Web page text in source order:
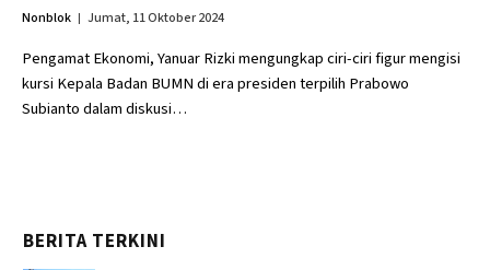
Nonblok Jumat, 11 Oktober 2024
Pengamat Ekonomi, Yanuar Rizki mengungkap ciri-ciri figur mengisi
kursi Kepala Badan BUMN di era presiden terpilih Prabowo
Subianto dalam diskusi…
BERITA TERKINI